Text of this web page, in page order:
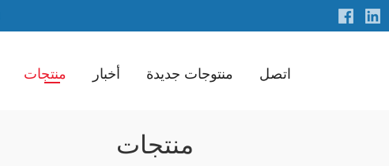
منتجات أخبار منتوجات جديدة اتصل
منتجات